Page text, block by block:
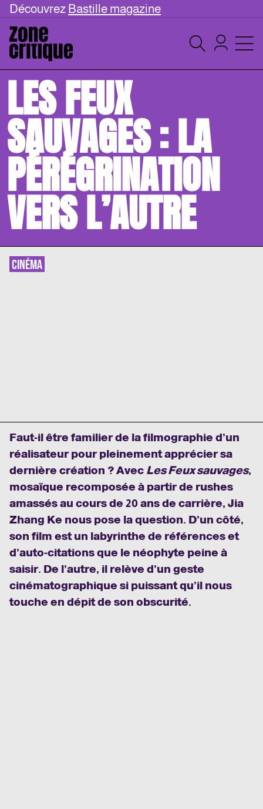
Découvrez Bastille magazine
LES FEUX
SAUVAGES : LA
PÉRÉGRINATION
VERS L’AUTRE
CINÉMA
Faut-il être familier de la filmographie d’un
réalisateur pour pleinement apprécier sa
dernière création ? Avec Les Feux sauvages,
mosaïque recomposée à partir de rushes
amassés au cours de 20 ans de carrière, Jia
Zhang Ke nous pose la question. D’un côté,
son film est un labyrinthe de références et
d’auto-citations que le néophyte peine à
saisir. De l’autre, il relève d’un geste
cinématographique si puissant qu’il nous
touche en dépit de son obscurité.